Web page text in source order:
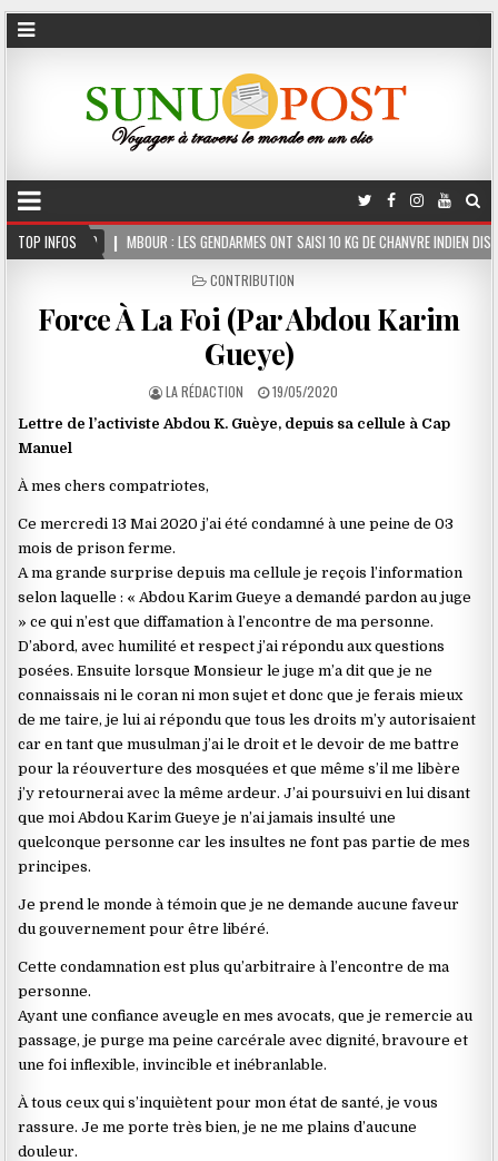
TOP INFOS
: LES GENDARMES ONT SAISI 10 KG DE CHANVRE INDIEN DISSIMULÉS DANS LE COFFRE
POSTED
CONTRIBUTION
Force À La Foi (Par Abdou Karim
Gueye)
LA RÉDACTION 19/05/2020
Lettre de l’activiste Abdou K. Guèye, depuis sa cellule à Cap
Manuel
À mes chers compatriotes,
Ce mercredi 13 Mai 2020 j’ai été condamné à une peine de 03
mois de prison ferme.
A ma grande surprise depuis ma cellule je reçois l’information
selon laquelle : « Abdou Karim Gueye a demandé pardon au juge
» ce qui n’est que diffamation à l’encontre de ma personne.
D’abord, avec humilité et respect j’ai répondu aux questions
posées. Ensuite lorsque Monsieur le juge m’a dit que je ne
connaissais ni le coran ni mon sujet et donc que je ferais mieux
de me taire, je lui ai répondu que tous les droits m’y autorisaient
car en tant que musulman j’ai le droit et le devoir de me battre
pour la réouverture des mosquées et que même s’il me libère
j’y retournerai avec la même ardeur. J’ai poursuivi en lui disant
que moi Abdou Karim Gueye je n’ai jamais insulté une
quelconque personne car les insultes ne font pas partie de mes
principes.
Je prend le monde à témoin que je ne demande aucune faveur
du gouvernement pour être libéré.
Cette condamnation est plus qu’arbitraire à l’encontre de ma
personne.
Ayant une confiance aveugle en mes avocats, que je remercie au
passage, je purge ma peine carcérale avec dignité, bravoure et
une foi inflexible, invincible et inébranlable.
À tous ceux qui s’inquiètent pour mon état de santé, je vous
rassure. Je me porte très bien, je ne me plains d’aucune
douleur.